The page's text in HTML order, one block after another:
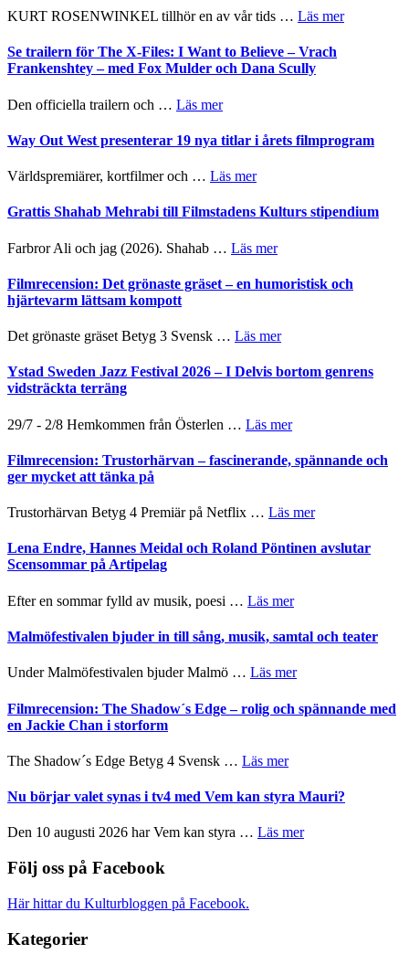
Huskvarna
Folkets
–
en
KURT ROSENWINKEL tillhör en av vår tids … Läs merom
Se trailern för The X-Files: I Want to Believe – Vrach
Frankenshtey – med Fox Mulder och Dana Scully
Den officiella trailern och … Läs merom
trailern
The
X-
I
to
–
Fox
Mulder
Dana
Scully
Way Out West presenterar 19 nya titlar i årets filmprogram
Världspremiärer, kortfilmer och … Läs merom
Out
19
titlar
filmprogram
Grattis Shahab Mehrabi till Filmstadens Kulturs stipendium
Farbror Ali och jag (2026). Shahab … Läs merom
Shahab
Kulturs
Filmrecension: Det grönaste gräset – en humoristisk och
hjärtevarm lättsam kompott
Det grönaste gräset Betyg 3 Svensk … Läs merom
Det
grönaste
en
och
kompott
Ystad Sweden Jazz Festival 2026 – I Delvis bortom genrens
vidsträckta terräng
29/7 - 2/8 Hemkommen från Österlen … Läs merom
Sweden
Jazz
–
I
Delvis
vidsträckta
Filmrecension: Trustorhärvan – fascinerande, spännande och
ger mycket att tänka på
Trustorhärvan Betyg 4 Premiär på Netflix … Läs merom
Trustorhärvan
mycket
Lena Endre, Hannes Meidal och Roland Pöntinen avslutar
Scensommar på Artipelag
Efter en sommar fylld av musik, poesi … Läs merom
Endre,
och
Pöntinen
Malmöfestivalen bjuder in till sång, musik, samtal och teater
Under Malmöfestivalen bjuder Malmö … Läs merom
bjuder
in
och
Filmrecension: The Shadow´s Edge – rolig och spännande med
en Jackie Chan i storform
The Shadow´s Edge Betyg 4 Svensk … Läs merom
The
Edge
Nu börjar valet synas i tv4 med Vem kan styra Mauri?
Den 10 augusti 2026 har Vem kan styra … Läs merom
Följ oss på Facebook
Här hittar du Kulturbloggen på Facebook.
Kategorier